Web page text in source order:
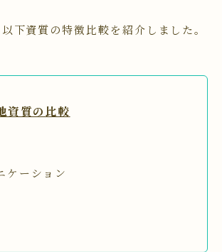
下資質の特徴比較を紹介しました。
資質の比較
ケーション